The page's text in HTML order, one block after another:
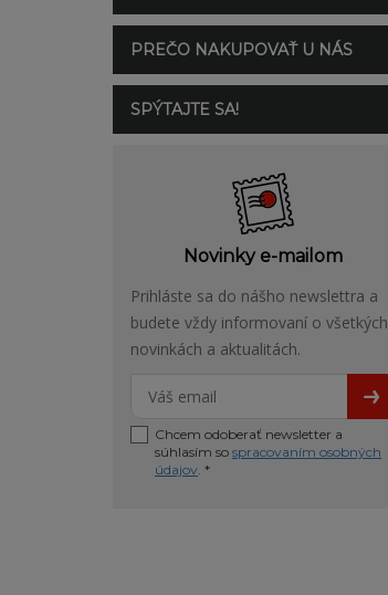
PREČO NAKUPOVAŤ U NÁS
SPÝTAJTE SA!
Novinky e-mailom
Prihláste sa do nášho newslettra a
budete vždy informovaní o všetkých
novinkách a aktualitách.
Chcem odoberať newsletter a
súhlasím so spracovaním osobných
údajov. *